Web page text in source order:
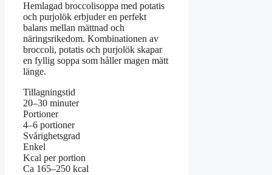
Hemlagad broccolisoppa med potatis
och purjolök erbjuder en perfekt
balans mellan mättnad och
näringsrikedom. Kombinationen av
broccoli, potatis och purjolök skapar
en fyllig soppa som håller magen mätt
länge.
Tillagningstid
20–30 minuter
Portioner
4–6 portioner
Svårighetsgrad
Enkel
Kcal per portion
Ca 165–250 kcal